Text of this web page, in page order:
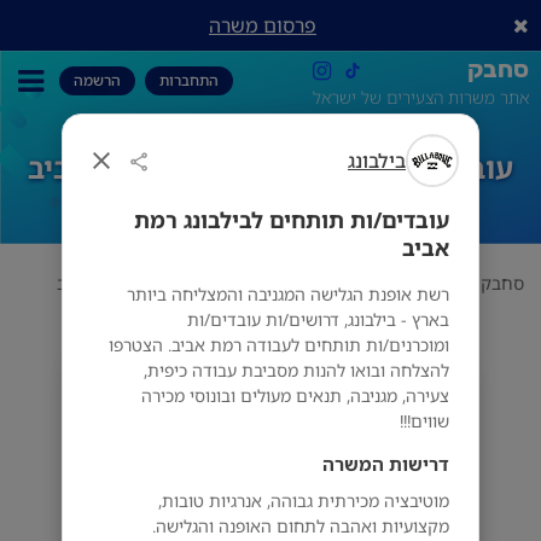
בילבונג
עובדים/ות תותחים לבילבונג רמת
אביב
רשת אופנת הגלישה המגניבה והמצליחה ביותר
בארץ - בילבונג, דרושים/ות עובדים/ות
ומוכרנים/ות תותחים לעבודה רמת אביב. הצטרפו
להצלחה ובואו להנות מסביבת עבודה כיפית,
צעירה, מגניבה, תנאים מעולים ובונוסי מכירה
שווים!!!
דרישות המשרה
מוטיבציה מכירתית גבוהה, אנרגיות טובות,
מקצועיות ואהבה לתחום האופנה והגלישה.
פרסום משרה
סחבק
אתר משרות הצעירים של ישראל
התחברות הרשמה
עובדים/ות תותחים לבילבונג רמת אביב
סחבק עובדים/ות תותחים לבילבונג רמת אביב
בילבונג
מס' אזורים